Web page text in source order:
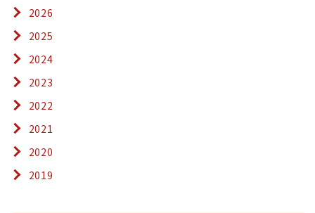
2026
2025
2024
2023
2022
2021
2020
2019